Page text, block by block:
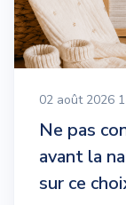
02 août 2026
Ne pas
avant la
sur ce